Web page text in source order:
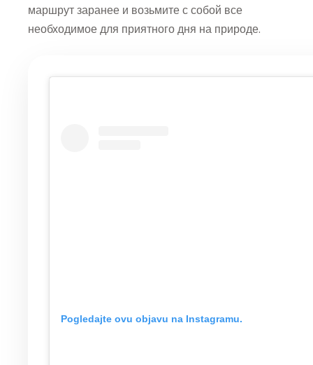
Pogledajte ovu objavu na Instagramu.
маршрут заранее и возьмите с собой все
необходимое для приятного дня на природе.